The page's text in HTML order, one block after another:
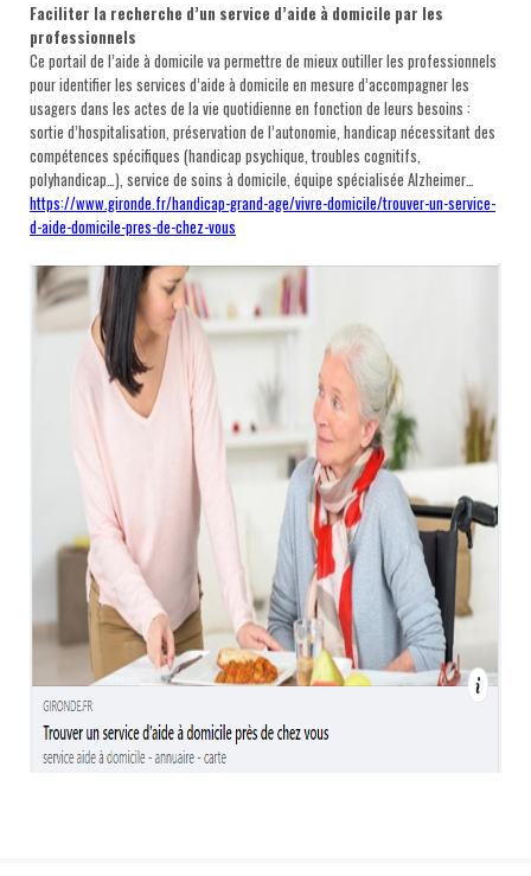
Faciliter la recherche d’un service d’aide à domicile par les
professionnels
Ce portail de l’aide à domicile va permettre de mieux outiller les professionnels
pour identifier les services d’aide à domicile en mesure d’accompagner les
usagers dans les actes de la vie quotidienne en fonction de leurs besoins :
sortie d’hospitalisation, préservation de l’autonomie, handicap nécessitant des
compétences spécifiques (handicap psychique, troubles cognitifs,
polyhandicap…), service de soins à domicile, équipe spécialisée Alzheimer…
https://www.gironde.fr/handicap-grand-age/vivre-domicile/trouver-un-service-
d-aide-domicile-pres-de-chez-vous